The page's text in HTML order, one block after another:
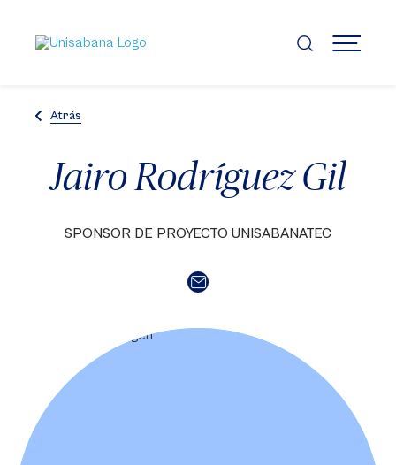
contenido
principal
MENÚ
Atrás
Jairo Rodríguez Gil
SPONSOR DE PROYECTO UNISABANATEC